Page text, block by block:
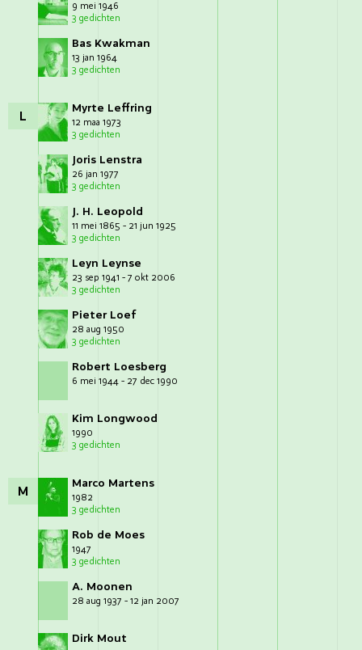
9 mei 1946
3 gedichten
Bas Kwakman
13 jan 1964
3 gedichten
L Myrte Leffring
12 maa 1973
3 gedichten
Joris Lenstra
26 jan 1977
3 gedichten
J. H. Leopold
11 mei 1865 - 21 jun 1925
3 gedichten
Leyn Leynse
23 sep 1941 - 7 okt 2006
3 gedichten
Pieter Loef
28 aug 1950
3 gedichten
Robert Loesberg
6 mei 1944 - 27 dec 1990
Kim Longwood
1990
3 gedichten
M Marco Martens
1982
3 gedichten
Rob de Moes
1947
3 gedichten
A. Moonen
28 aug 1937 - 12 jan 2007
Dirk Mout